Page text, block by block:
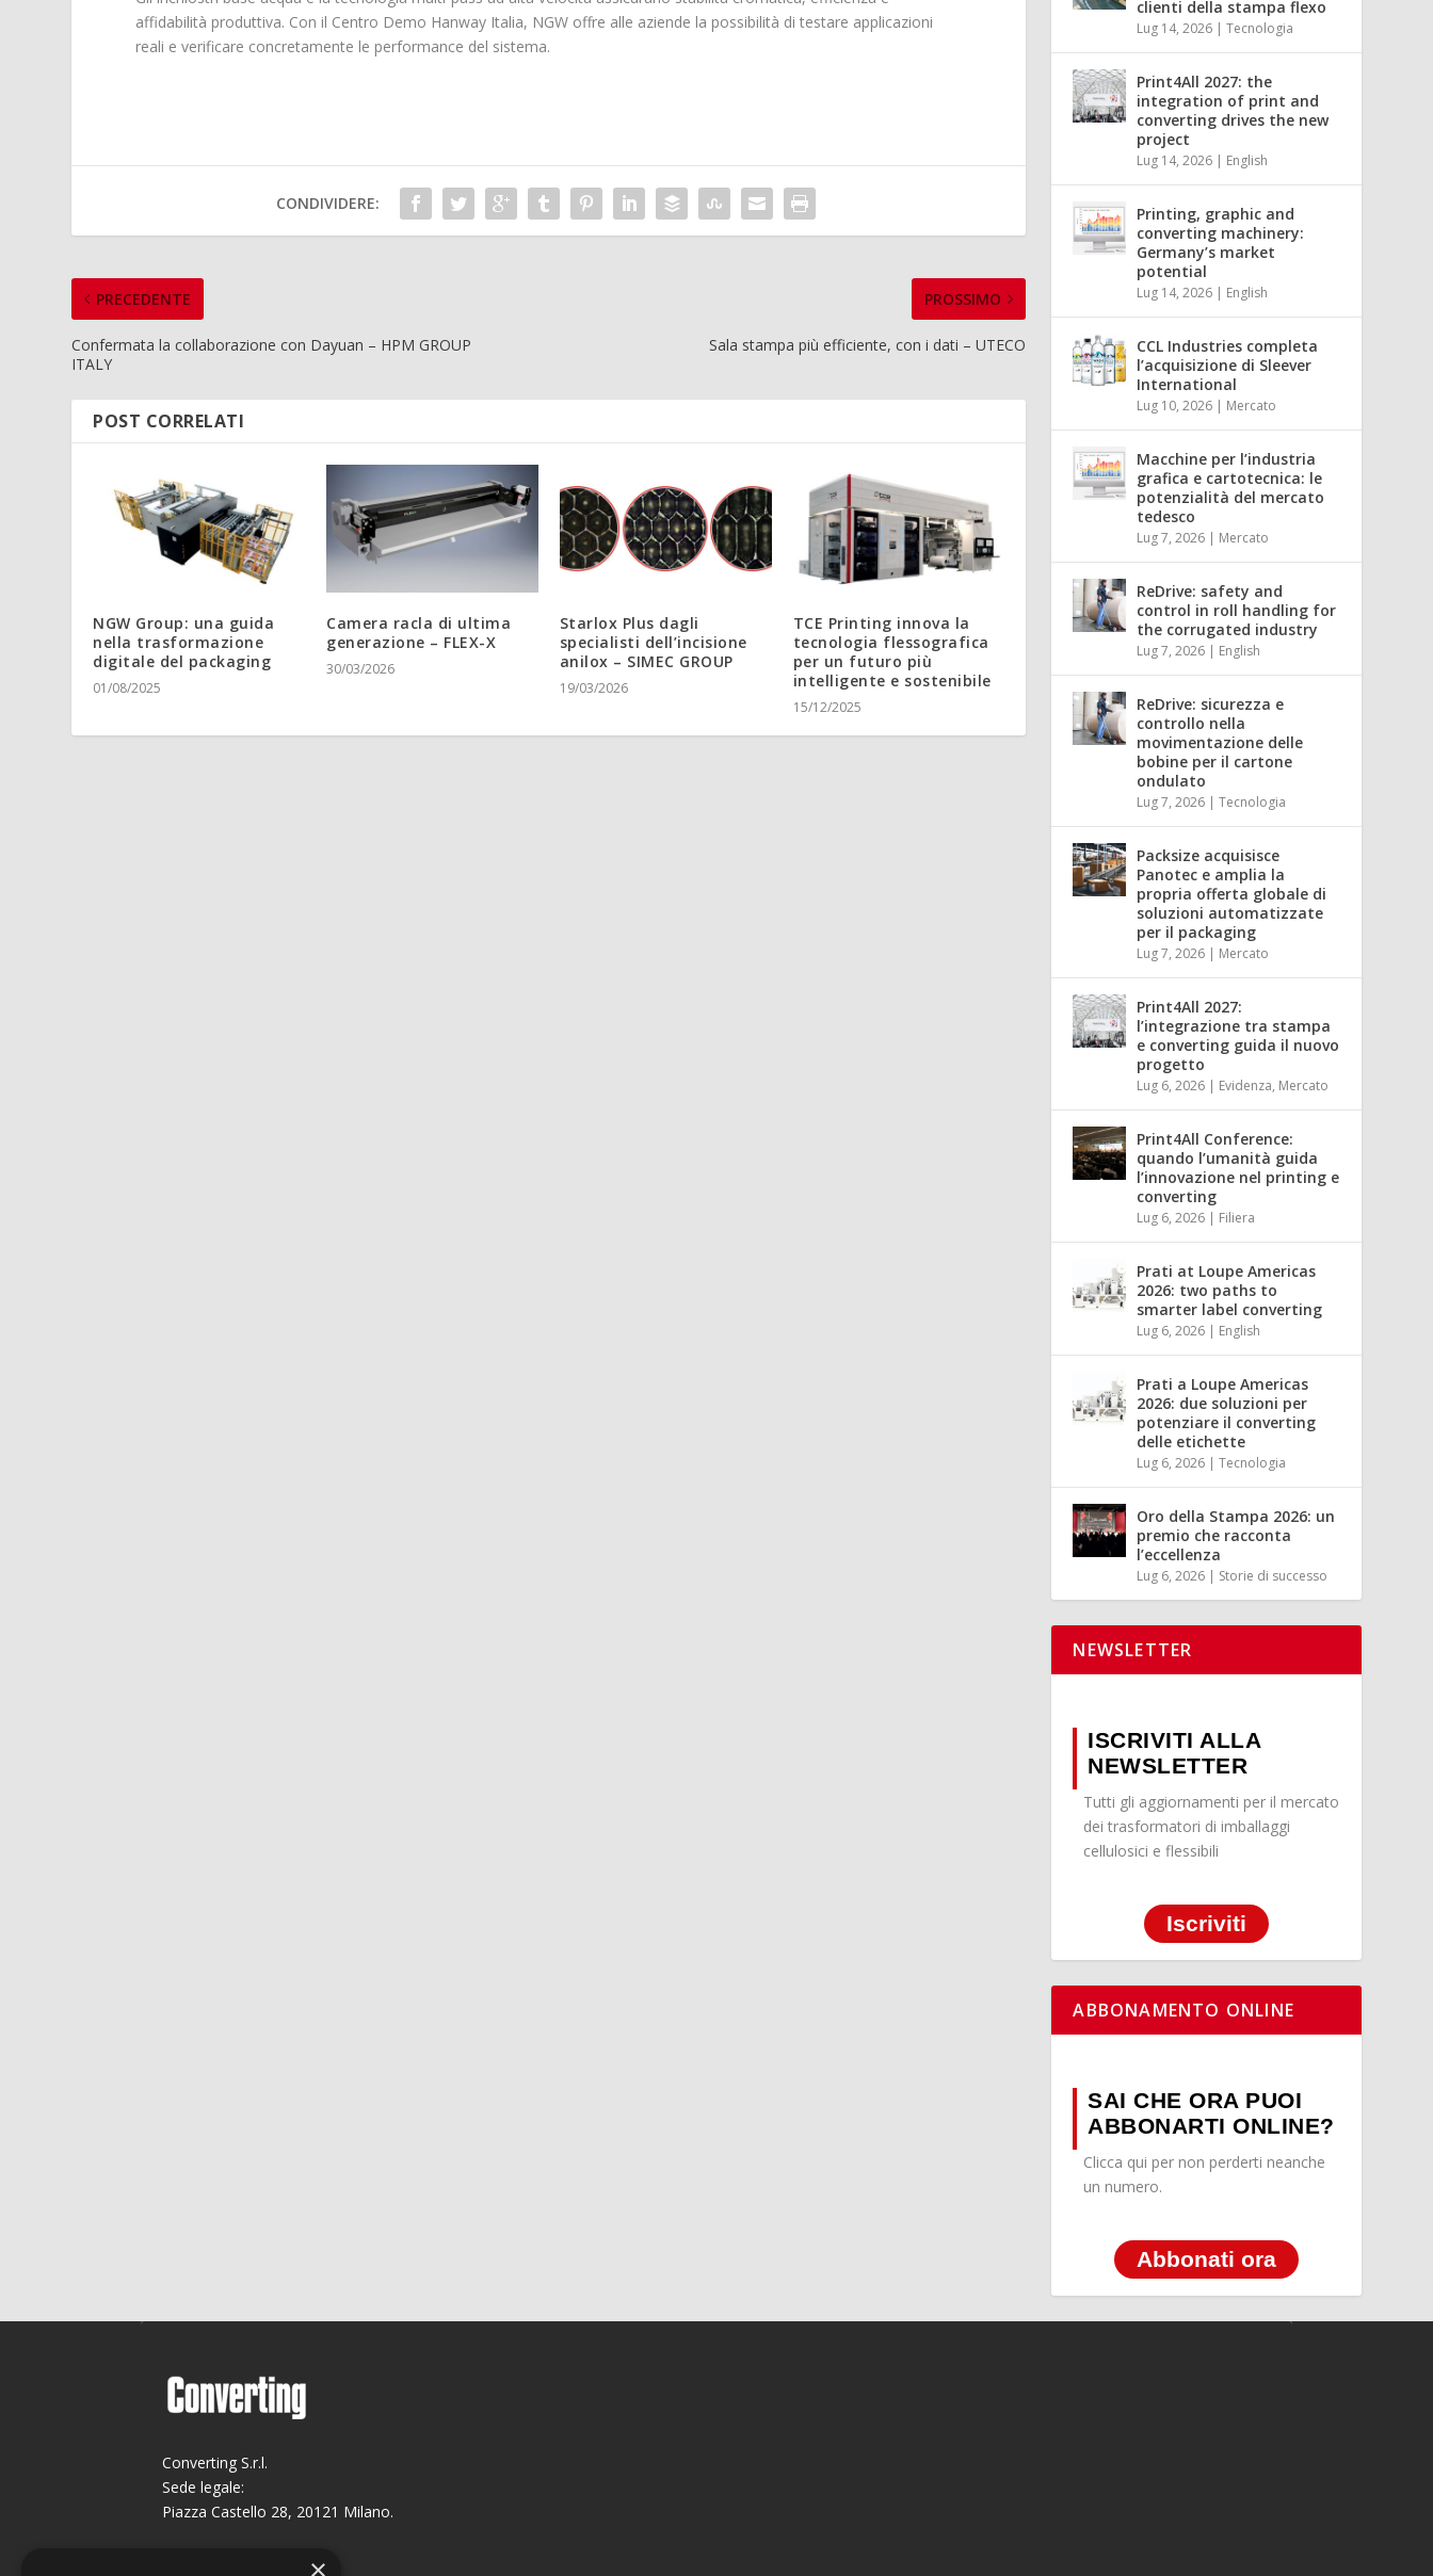
affidabilità produttiva. Con il Centro Demo Hanway Italia, NGW offre alle aziende la possibilità di testare applicazioni
reali e verificare concretamente le performance del sistema.
CONDIVIDERE:
PRECEDENTE
Confermata la collaborazione con Dayuan – HPM GROUP
ITALY
PROSSIMO
Sala stampa più efficiente, con i dati – UTECO
POST CORRELATI
NGW Group: una guida
nella trasformazione
digitale del packaging
01/08/2025
Camera racla di ultima
generazione – FLEX-X
30/03/2026
Starlox Plus dagli
specialisti dell’incisione
anilox – SIMEC GROUP
19/03/2026
TCE Printing innova la
tecnologia flessografica
per un futuro più
intelligente e sostenibile
15/12/2025
clienti della stampa flexo
Lug 14, 2026 |Tecnologia
Print4All 2027: the
integration of print and
converting drives the new
project
Lug 14, 2026 | English
Printing, graphic and
converting machinery:
Germany’s market
potential
Lug 14, 2026 | English
CCL Industries completa
l’acquisizione di Sleever
International
Lug 10, 2026 | Mercato
Macchine per l’industria
grafica e cartotecnica: le
potenzialità del mercato
tedesco
Lug 7, 2026 | Mercato
ReDrive: safety and
control in roll handling for
the corrugated industry
Lug 7, 2026 | English
ReDrive: sicurezza e
controllo nella
movimentazione delle
bobine per il cartone
ondulato
Lug 7, 2026 |Tecnologia
Packsize acquisisce
Panotec e amplia la
propria offerta globale di
soluzioni automatizzate
per il packaging
Lug 7, 2026 | Mercato
Print4All 2027:
l’integrazione tra stampa
e converting guida il nuovo
progetto
Lug 6, 2026 | Evidenza, Mercato
Print4All Conference:
quando l’umanità guida
l’innovazione nel printing e
converting
Lug 6, 2026 | Filiera
Prati at Loupe Americas
2026: two paths to
smarter label converting
Lug 6, 2026 | English
Prati a Loupe Americas
2026: due soluzioni per
potenziare il converting
delle etichette
Lug 6, 2026 |Tecnologia
Oro della Stampa 2026: un
premio che racconta
l’eccellenza
Lug 6, 2026 | Storie di successo
NEWSLETTER
ISCRIVITI ALLA
NEWSLETTER
Tutti gli aggiornamenti per il mercato
dei trasformatori di imballaggi
cellulosici e flessibili
Iscriviti
ABBONAMENTO ONLINE
SAI CHE ORA PUOI
ABBONARTI ONLINE?
Clicca qui per non perderti neanche
un numero.
Abbonati ora
Converting S.r.l.
Sede legale:
Piazza Castello 28, 20121 Milano.